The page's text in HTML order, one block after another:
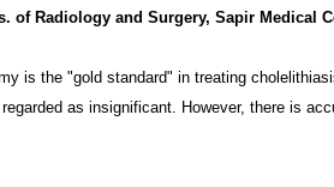
of Radiology and Surgery, Sapir Medical
is the "gold standard" in treating
as insignificant. However, there is